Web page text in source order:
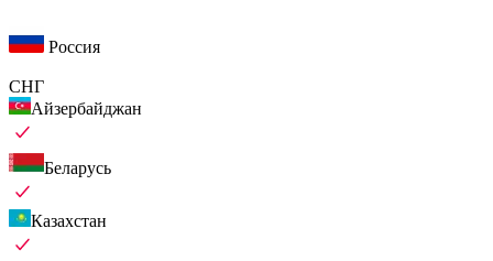
Россия
СНГ
Айзербайджан
Беларусь
Казахстан